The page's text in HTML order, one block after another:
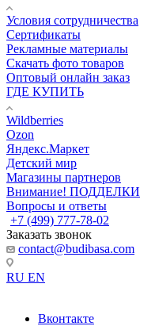
Условия сотрудничества
Сертификаты
Рекламные материалы
Скачать фото товаров
Оптовый онлайн заказ
ГДЕ КУПИТЬ
Wildberries
Ozon
Яндекс.Маркет
Детский мир
Магазины партнеров
Внимание! ПОДДЕЛКИ
Вопросы и ответы
+7 (499) 777-78-02
Заказать звонок
contact@budibasa.com
RU EN
Вконтакте